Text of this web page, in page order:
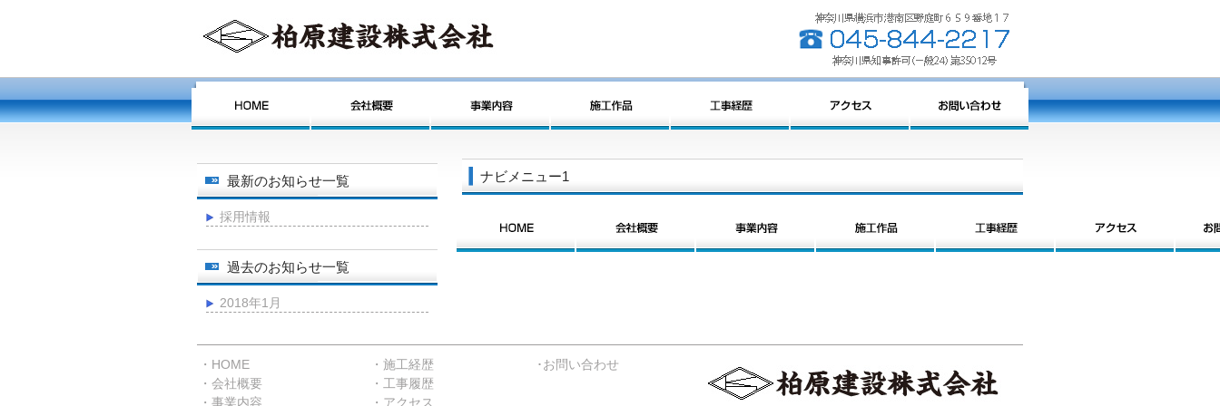
信頼と実績のある会社【柏原建設株式会社】
ナビメニュー1
最新のお知らせ一覧
採用情報
過去のお知らせ一覧
2018年1月
・HOME ・施工経歴
･お問い合わせ
・会社概要
・工事履歴
・事業内容
・アクセス